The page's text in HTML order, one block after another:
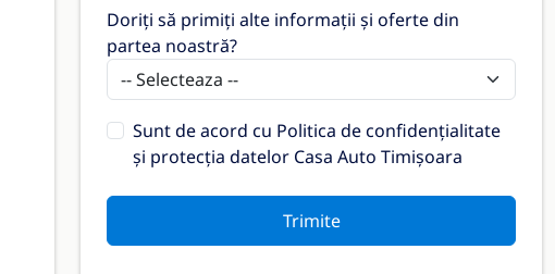
Doriți să primiți alte informații și oferte din
partea noastră?
Sunt de acord cu Politica de confidențialitate
și protecția datelor Casa Auto Timișoara
Trimite